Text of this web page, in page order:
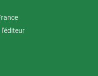
l'éditeur